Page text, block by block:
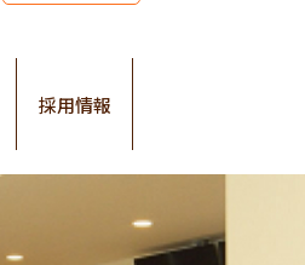
採用情報